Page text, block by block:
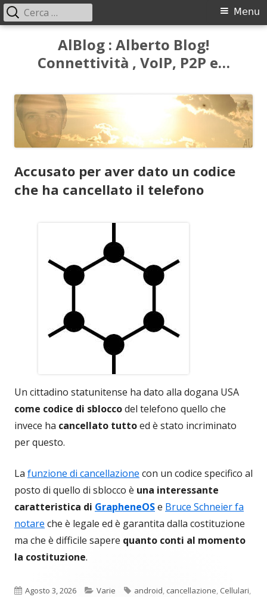
contenuto
AlBlog : Alberto Blog!
Connettività , VoIP, P2P e…
Menu
principale
Menu
Ricerca
per:
Accusato per aver dato un codice
che ha cancellato il telefono
Un cittadino statunitense ha dato alla dogana USA
come codice di sbloccodel telefono quello che
invece ha cancellato tuttoed è stato incriminato
per questo.
La funzione di cancellazione con un codice specifico al
posto di quello di sblocco è una interessante
caratteristica di GrapheneOSe Bruce Schneier fa
notare che è legale ed è garantita dalla costituzione
ma che è difficile sapere quanto conti al momento
la costituzione.
Pubblicato
Agosto 3, 2026 Categorie
Varie Tag
android, cancellazione, Cellulari,